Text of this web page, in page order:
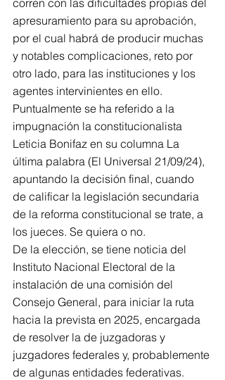
corren con las dificultades propias del
apresuramiento para su aprobación,
por el cual habrá de producir muchas
y notables complicaciones, reto por
otro lado, para las instituciones y los
agentes intervinientes en ello.
Puntualmente se ha referido a la
impugnación la constitucionalista
Leticia Bonifaz en su columna La
última palabra (El Universal 21/09/24),
apuntando la decisión final, cuando
de calificar la legislación secundaria
de la reforma constitucional se trate, a
los jueces. Se quiera o no.
De la elección, se tiene noticia del
Instituto Nacional Electoral de la
instalación de una comisión del
Consejo General, para iniciar la ruta
hacia la prevista en 2025, encargada
de resolver la de juzgadoras y
juzgadores federales y, probablemente
de algunas entidades federativas.